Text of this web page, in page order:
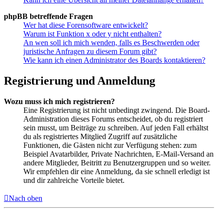
phpBB betreffende Fragen
Wer hat diese Forensoftware entwickelt?
Warum ist Funktion x oder y nicht enthalten?
An wen soll ich mich wenden, falls es Beschwerden oder
juristische Anfragen zu diesem Forum gibt?
Wie kann ich einen Administrator des Boards kontaktieren?
Registrierung und Anmeldung
Wozu muss ich mich registrieren?
Eine Registrierung ist nicht unbedingt zwingend. Die Board-
Administration dieses Forums entscheidet, ob du registriert
sein musst, um Beiträge zu schreiben. Auf jeden Fall erhältst
du als registriertes Mitglied Zugriff auf zusätzliche
Funktionen, die Gästen nicht zur Verfügung stehen: zum
Beispiel Avatarbilder, Private Nachrichten, E-Mail-Versand an
andere Mitglieder, Beitritt zu Benutzergruppen und so weiter.
Wir empfehlen dir eine Anmeldung, da sie schnell erledigt ist
und dir zahlreiche Vorteile bietet.
Nach oben